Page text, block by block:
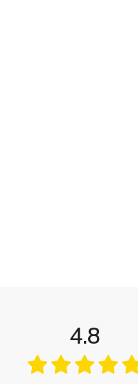
4.8